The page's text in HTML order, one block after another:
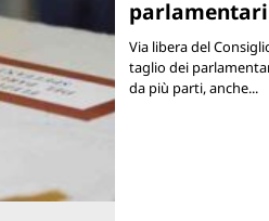
parlamentari
Via libera del
taglio dei
da più parti, anche...